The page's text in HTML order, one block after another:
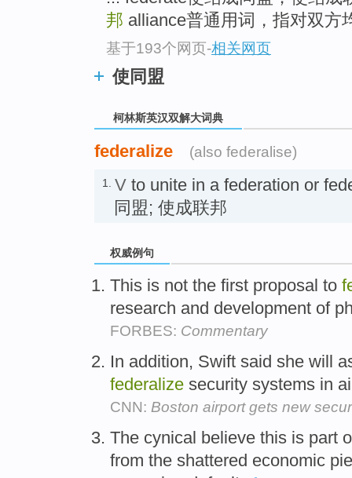
邦 alliance普通用词，指对双方
基于193个网页-相关网页
使同盟
柯林斯英汉双解大词典
federalize (also federalise)
1. V to unite in a federation or
同盟; 使成联邦
权威例句
This is not the first proposal to
research and development of
FORBES: Commentary
In addition, Swift said she will
federalize security systems in
CNN: Boston airport gets new
The cynical believe this is part
from the shattered economic